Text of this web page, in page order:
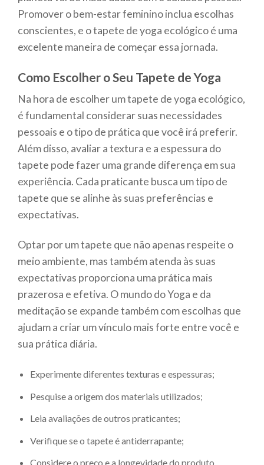
Promover o bem-estar feminino inclua escolhas
conscientes, e o tapete de yoga ecológico é uma
excelente maneira de começar essa jornada.
Como Escolher o Seu Tapete de Yoga
Na hora de escolher um tapete de yoga ecológico,
é fundamental considerar suas necessidades
pessoais e o tipo de prática que você irá preferir.
Além disso, avaliar a textura e a espessura do
tapete pode fazer uma grande diferença em sua
experiência. Cada praticante busca um tipo de
tapete que se alinhe às suas preferências e
expectativas.
Optar por um tapete que não apenas respeite o
meio ambiente, mas também atenda às suas
expectativas proporciona uma prática mais
prazerosa e efetiva. O mundo do Yoga e da
meditação se expande também com escolhas que
ajudam a criar um vínculo mais forte entre você e
sua prática diária.
Experimente diferentes texturas e espessuras;
Pesquise a origem dos materiais utilizados;
Leia avaliações de outros praticantes;
Verifique se o tapete é antiderrapante;
Considere o preço e a longevidade do produto.